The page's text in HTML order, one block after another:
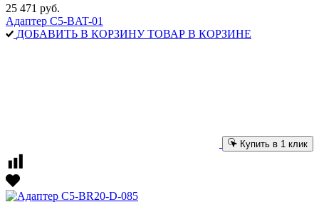
25 471 руб.
Адаптер C5-BAT-01
ДОБАВИТЬ В КОРЗИНУ ТОВАР В КОРЗИНЕ
Купить в 1 клик